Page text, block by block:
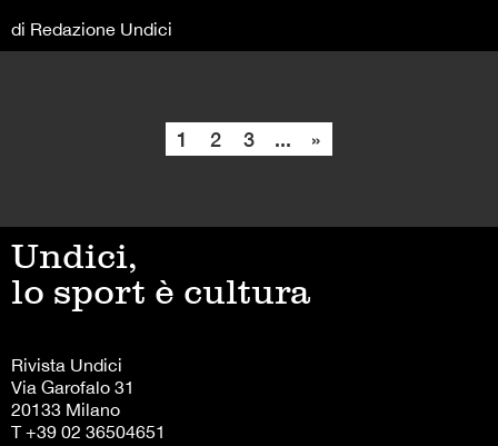
di Redazione Undici
1 2 3 ... »
Undici,
lo sport è cultura
Rivista Undici
Via Garofalo 31
20133 Milano
T +39 02 36504651